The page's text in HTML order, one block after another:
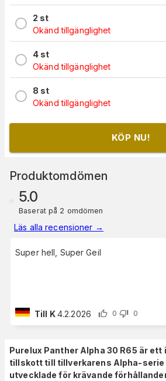
2 st
Okänd tillgänglighet
4 st
Okänd tillgänglighet
8 st
Okänd tillgänglighet
KÖP NU!
Produktomdömen
5.0
Baserat på 2 omdömen
Läs alla recensioner →
Super hell, Super Geil
Till K4.2.2026 0 0
Purelux Panther Alpha 30 R65 är ett
tillskott till tillverkarens Alpha-serie
utvecklade för krävande